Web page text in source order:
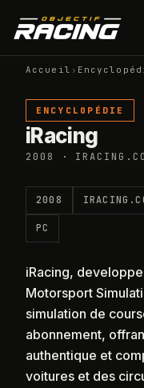
Accueil ›
ENCYCLOPÉDIE
iRacing
2008 ·
2008
PC
iRacing,
Motorsport
simulation de
abonnement,
authentique et
voitures et des